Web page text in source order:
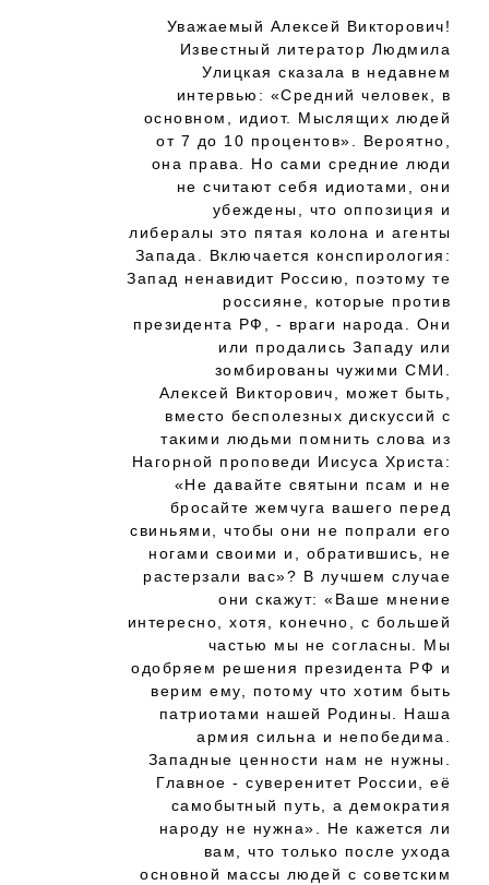
Уважаемый Алексей Викторович!
Известный литератор Людмила
Улицкая сказала в недавнем
интервью: «Средний человек, в
основном, идиот. Мыслящих людей
от 7 до 10 процентов». Вероятно,
она права. Но сами средние люди
не считают себя идиотами, они
убеждены, что оппозиция и
либералы это пятая колона и агенты
Запада. Включается конспирология:
Запад ненавидит Россию, поэтому те
россияне, которые против
президента РФ, - враги народа. Они
или продались Западу или
зомбированы чужими СМИ.
Алексей Викторович, может быть,
вместо бесполезных дискуссий с
такими людьми помнить слова из
Нагорной проповеди Иисуса Христа:
«Не давайте святыни псам и не
бросайте жемчуга вашего перед
свиньями, чтобы они не попрали его
ногами своими и, обратившись, не
растерзали вас»? В лучшем случае
они скажут: «Ваше мнение
интересно, хотя, конечно, с большей
частью мы не согласны. Мы
одобряем решения президента РФ и
верим ему, потому что хотим быть
патриотами нашей Родины. Наша
армия сильна и непобедима.
Западные ценности нам не нужны.
Главное - суверенитет России, её
самобытный путь, а демократия
народу не нужна». Не кажется ли
вам, что только после ухода
основной массы людей с советским